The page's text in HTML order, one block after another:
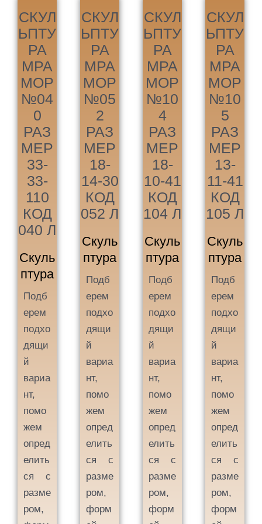
СКУЛ
ЬПТУ
РА
МРА
МОР
№04
0
РАЗ
МЕР
33-
33-
110
КОД
040 Л
Скуль
птура
Подб
ерем
подхо
дящи
й
вариа
нт,
помо
жем
опред
елить
ся с
разме
ром,
СКУЛ
ЬПТУ
РА
МРА
МОР
№05
2
РАЗ
МЕР
18-
14-30
КОД
052 Л
Скуль
птура
Подб
ерем
подхо
дящи
й
вариа
нт,
помо
жем
опред
елить
ся с
разме
ром,
форм
СКУЛ
ЬПТУ
РА
МРА
МОР
№10
4
РАЗ
МЕР
18-
10-41
КОД
104 Л
Скуль
птура
Подб
ерем
подхо
дящи
й
вариа
нт,
помо
жем
опред
елить
ся с
разме
ром,
форм
СКУЛ
ЬПТУ
РА
МРА
МОР
№10
5
РАЗ
МЕР
13-
11-41
КОД
105 Л
Скуль
птура
Подб
ерем
подхо
дящи
й
вариа
нт,
помо
жем
опред
елить
ся с
разме
ром,
форм